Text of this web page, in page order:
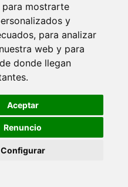
para mostrarte
y
para analizar
web y para
donde llegan
Aceptar
Renuncio
Configurar